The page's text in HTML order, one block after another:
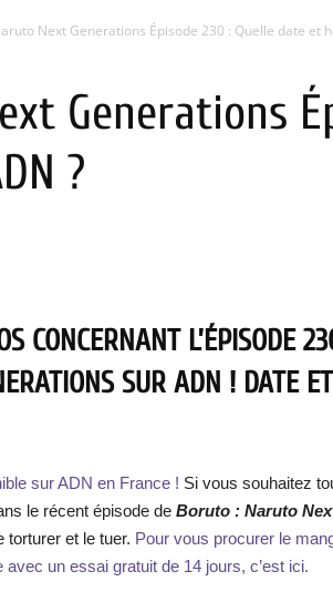
Next Generations Épisode 230 : Quelle date et
Generations
?
CONCERNANT L’ÉPISODE
SUR ADN ! DATE
sur ADN en France ! Si vous souhaitez
le récent épisode de Boruto : Naruto
torturer et le tuer. Pour vous procurer le
un essai gratuit de 14 jours, c’est ici.